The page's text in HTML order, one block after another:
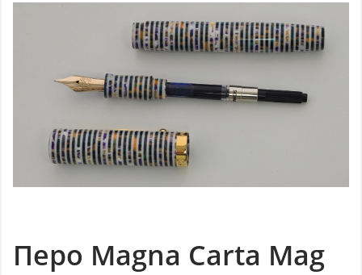
Перо Magna Carta Mag